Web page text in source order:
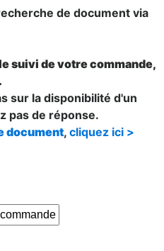
de document via
suivi de votre commande,
.
sur la disponibilité d'un
pas de réponse.
document, cliquez ici >